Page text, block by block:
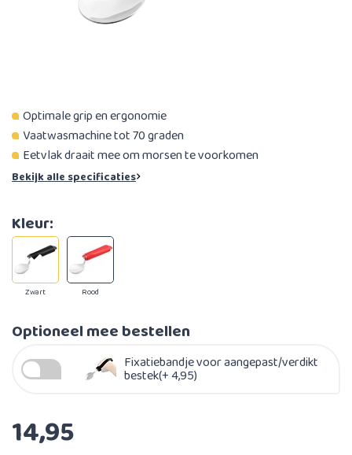
Optimale grip en ergonomie
Vaatwasmachine tot 70 graden
Eetvlak draait mee om morsen te voorkomen
Bekijk alle specificaties
Kleur:
Zwart Rood
Optioneel mee bestellen
Fixatiebandje voor aangepast/verdikt
bestek(+ 4,95)
14,95